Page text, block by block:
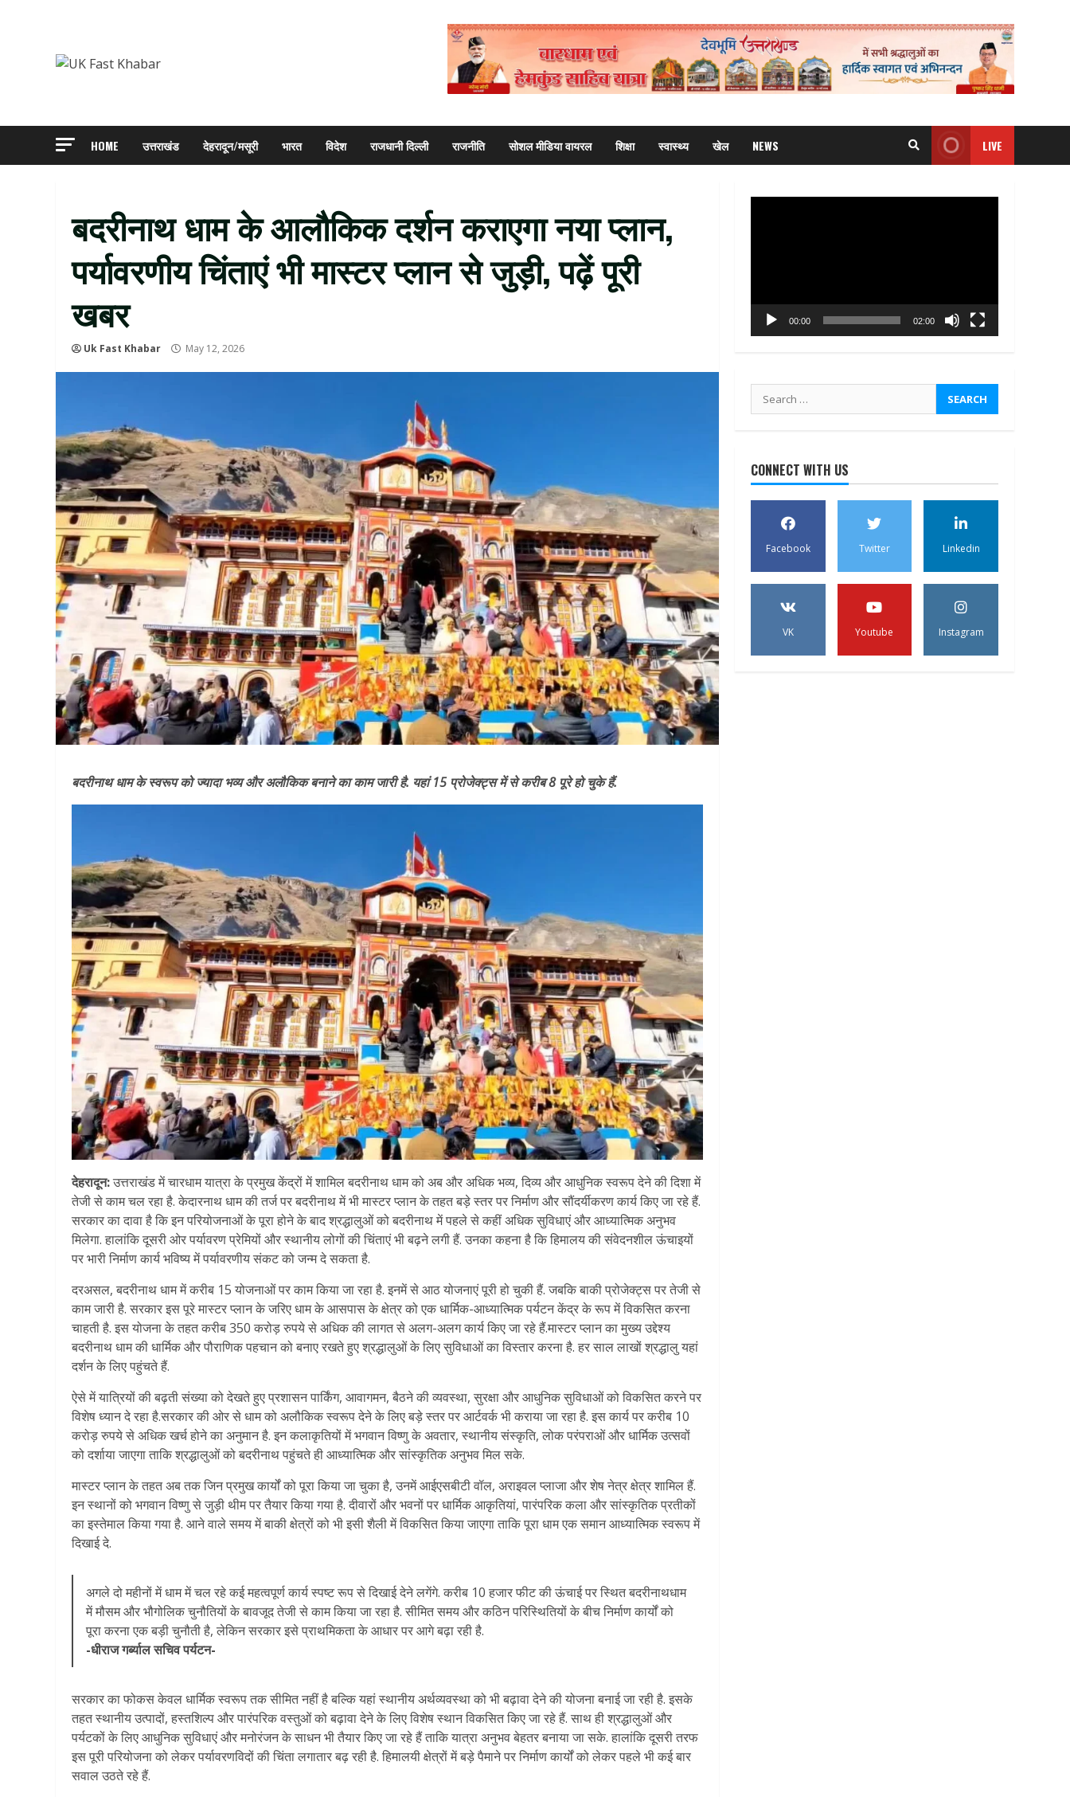
HOME उत्तराखंड देहरादून/मसूरी भारत विदेश राजधानी दिल्ली राजनीति सोशल मीडिया वायरल शिक्षा स्वास्थ्य खेल NEWS LIVE
बदरीनाथ धाम के आलौकिक दर्शन कराएगा नया प्लान,
पर्यावरणीय चिंताएं भी मास्टर प्लान से जुड़ी, पढ़ें पूरी
खबर
Uk Fast Khabar May 12, 2026
बदरीनाथ धाम के स्वरूप को ज्यादा भव्य और अलौकिक बनाने का काम जारी है. यहां 15 प्रोजेक्ट्स में से करीब 8 पूरे हो चुके हैं.
देहरादून:उत्तराखंड में चारधाम यात्रा के प्रमुख केंद्रों में शामिल बदरीनाथ धाम को अब और अधिक भव्य, दिव्य और आधुनिक स्वरूप देने की दिशा में
तेजी से काम चल रहा है. केदारनाथ धाम की तर्ज पर बदरीनाथ में भी मास्टर प्लान के तहत बड़े स्तर पर निर्माण और सौंदर्यीकरण कार्य किए जा रहे हैं.
सरकार का दावा है कि इन परियोजनाओं के पूरा होने के बाद श्रद्धालुओं को बदरीनाथ में पहले से कहीं अधिक सुविधाएं और आध्यात्मिक अनुभव
मिलेगा. हालांकि दूसरी ओर पर्यावरण प्रेमियों और स्थानीय लोगों की चिंताएं भी बढ़ने लगी हैं. उनका कहना है कि हिमालय की संवेदनशील ऊंचाइयों
पर भारी निर्माण कार्य भविष्य में पर्यावरणीय संकट को जन्म दे सकता है.
दरअसल, बदरीनाथ धाम में करीब 15 योजनाओं पर काम किया जा रहा है. इनमें से आठ योजनाएं पूरी हो चुकी हैं. जबकि बाकी प्रोजेक्ट्स पर तेजी से
काम जारी है. सरकार इस पूरे मास्टर प्लान के जरिए धाम के आसपास के क्षेत्र को एक धार्मिक-आध्यात्मिक पर्यटन केंद्र के रूप में विकसित करना
चाहती है. इस योजना के तहत करीब 350 करोड़ रुपये से अधिक की लागत से अलग-अलग कार्य किए जा रहे हैं.मास्टर प्लान का मुख्य उद्देश्य
बदरीनाथ धाम की धार्मिक और पौराणिक पहचान को बनाए रखते हुए श्रद्धालुओं के लिए सुविधाओं का विस्तार करना है. हर साल लाखों श्रद्धालु यहां
दर्शन के लिए पहुंचते हैं.
ऐसे में यात्रियों की बढ़ती संख्या को देखते हुए प्रशासन पार्किंग, आवागमन, बैठने की व्यवस्था, सुरक्षा और आधुनिक सुविधाओं को विकसित करने पर
विशेष ध्यान दे रहा है.सरकार की ओर से धाम को अलौकिक स्वरूप देने के लिए बड़े स्तर पर आर्टवर्क भी कराया जा रहा है. इस कार्य पर करीब 10
करोड़ रुपये से अधिक खर्च होने का अनुमान है. इन कलाकृतियों में भगवान विष्णु के अवतार, स्थानीय संस्कृति, लोक परंपराओं और धार्मिक उत्सवों
को दर्शाया जाएगा ताकि श्रद्धालुओं को बदरीनाथ पहुंचते ही आध्यात्मिक और सांस्कृतिक अनुभव मिल सके.
मास्टर प्लान के तहत अब तक जिन प्रमुख कार्यों को पूरा किया जा चुका है, उनमें आईएसबीटी वॉल, अराइवल प्लाजा और शेष नेत्र क्षेत्र शामिल हैं.
इन स्थानों को भगवान विष्णु से जुड़ी थीम पर तैयार किया गया है. दीवारों और भवनों पर धार्मिक आकृतियां, पारंपरिक कला और सांस्कृतिक प्रतीकों
का इस्तेमाल किया गया है. आने वाले समय में बाकी क्षेत्रों को भी इसी शैली में विकसित किया जाएगा ताकि पूरा धाम एक समान आध्यात्मिक स्वरूप में
दिखाई दे.
अगले दो महीनों में धाम में चल रहे कई महत्वपूर्ण कार्य स्पष्ट रूप से दिखाई देने लगेंगे. करीब 10 हजार फीट की ऊंचाई पर स्थित बदरीनाथधाम
में मौसम और भौगोलिक चुनौतियों के बावजूद तेजी से काम किया जा रहा है. सीमित समय और कठिन परिस्थितियों के बीच निर्माण कार्यों को
पूरा करना एक बड़ी चुनौती है, लेकिन सरकार इसे प्राथमिकता के आधार पर आगे बढ़ा रही है.
-धीराज गर्ब्याल सचिव पर्यटन-
सरकार का फोकस केवल धार्मिक स्वरूप तक सीमित नहीं है बल्कि यहां स्थानीय अर्थव्यवस्था को भी बढ़ावा देने की योजना बनाई जा रही है. इसके
तहत स्थानीय उत्पादों, हस्तशिल्प और पारंपरिक वस्तुओं को बढ़ावा देने के लिए विशेष स्थान विकसित किए जा रहे हैं. साथ ही श्रद्धालुओं और
पर्यटकों के लिए आधुनिक सुविधाएं और मनोरंजन के साधन भी तैयार किए जा रहे हैं ताकि यात्रा अनुभव बेहतर बनाया जा सके. हालांकि दूसरी तरफ
इस पूरी परियोजना को लेकर पर्यावरणविदों की चिंता लगातार बढ़ रही है. हिमालयी क्षेत्रों में बड़े पैमाने पर निर्माण कार्यों को लेकर पहले भी कई बार
सवाल उठते रहे हैं.
00:00 02:00
Search
for:
CONNECT WITH US
Facebook Twitter Linkedin
VK Youtube Instagram